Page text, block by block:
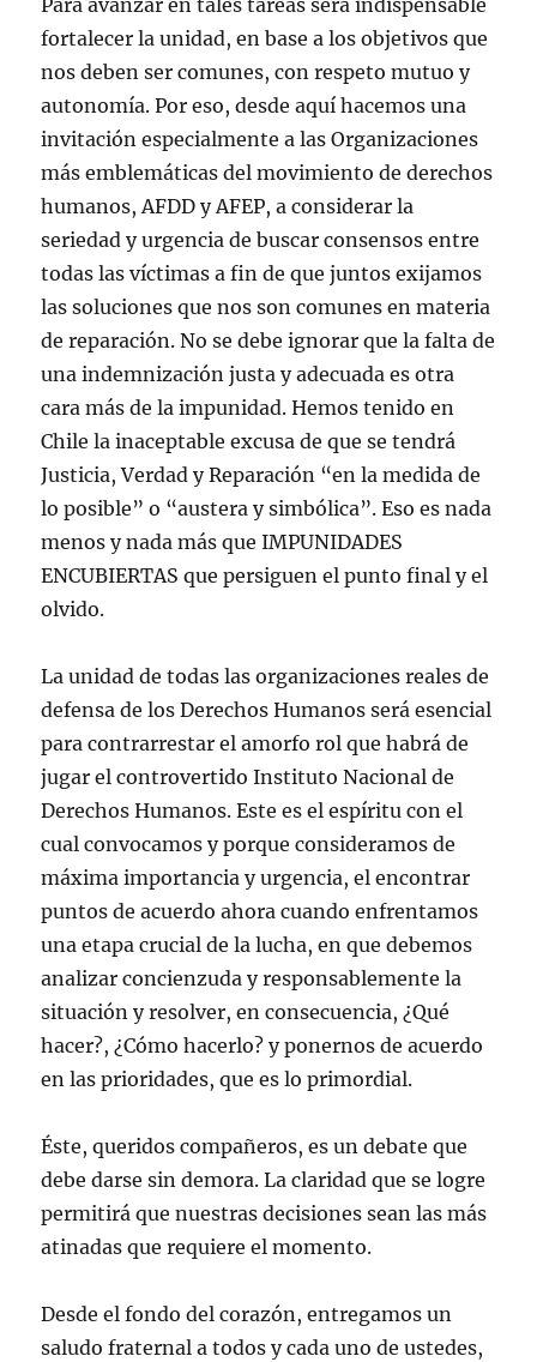
Para avanzar en tales tareas será indispensable
fortalecer la unidad, en base a los objetivos que
nos deben ser comunes, con respeto mutuo y
autonomía. Por eso, desde aquí hacemos una
invitación especialmente a las Organizaciones
más emblemáticas del movimiento de derechos
humanos, AFDD y AFEP, a considerar la
seriedad y urgencia de buscar consensos entre
todas las víctimas a fin de que juntos exijamos
las soluciones que nos son comunes en materia
de reparación. No se debe ignorar que la falta de
una indemnización justa y adecuada es otra
cara más de la impunidad. Hemos tenido en
Chile la inaceptable excusa de que se tendrá
Justicia, Verdad y Reparación “en la medida de
lo posible” o “austera y simbólica”. Eso es nada
menos y nada más que IMPUNIDADES
ENCUBIERTAS que persiguen el punto final y el
olvido.
La unidad de todas las organizaciones reales de
defensa de los Derechos Humanos será esencial
para contrarrestar el amorfo rol que habrá de
jugar el controvertido Instituto Nacional de
Derechos Humanos. Este es el espíritu con el
cual convocamos y porque consideramos de
máxima importancia y urgencia, el encontrar
puntos de acuerdo ahora cuando enfrentamos
una etapa crucial de la lucha, en que debemos
analizar concienzuda y responsablemente la
situación y resolver, en consecuencia, ¿Qué
hacer?, ¿Cómo hacerlo? y ponernos de acuerdo
en las prioridades, que es lo primordial.
Éste, queridos compañeros, es un debate que
debe darse sin demora. La claridad que se logre
permitirá que nuestras decisiones sean las más
atinadas que requiere el momento.
Desde el fondo del corazón, entregamos un
saludo fraternal a todos y cada uno de ustedes,